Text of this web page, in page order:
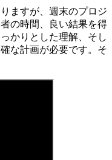
ますが、週末のプロジ
の時間、良い結果を得
かりとした理解、そし
な計画が必要です。そ